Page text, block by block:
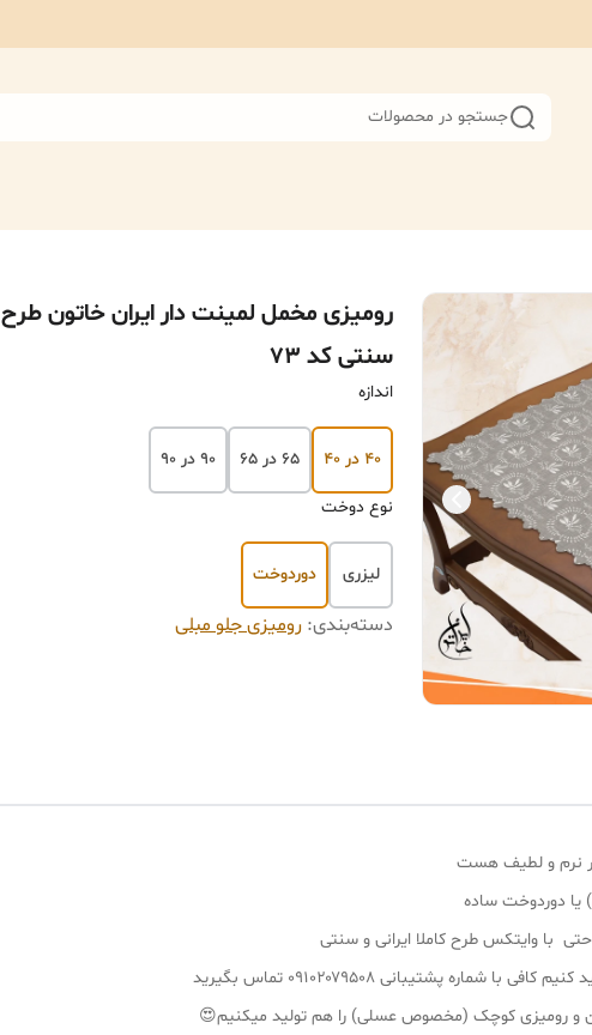
جستجو در محصولات
رومیزی مخمل لمینت دار ایران خاتون طرح
سنتی کد 73
اندازه
۴۰ در ۴۰ ۶۵ در ۶۵ ۹۰ در ۹۰
نوع دوخت
لیزری دوردوخت
دسته‌بندی: رومیزی جلو مبلی
نرم و لطیف هست
یا دوردوخت ساده
با وایتکس طرح کاملا ایرانی و سنتی
پشتیبانی ۰۹۱۰۲۰۷۹۵۰۸ تماس بگیرید
و رومیزی کوچک (مخصوص عسلی) را هم تولید میکنیم😍